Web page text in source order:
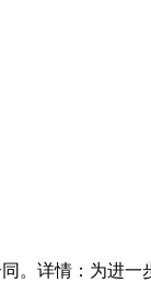
详情：为进一